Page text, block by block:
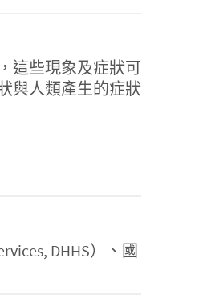
這些現象及症狀可
與人類產生的症狀
DHHS）、國